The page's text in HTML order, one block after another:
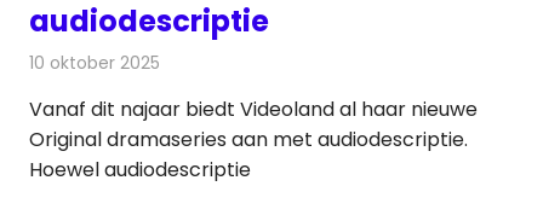
audiodescriptie
10 oktober 2025
Vanaf dit najaar biedt Videoland al haar nieuwe
Original dramaseries aan met audiodescriptie.
Hoewel audiodescriptie